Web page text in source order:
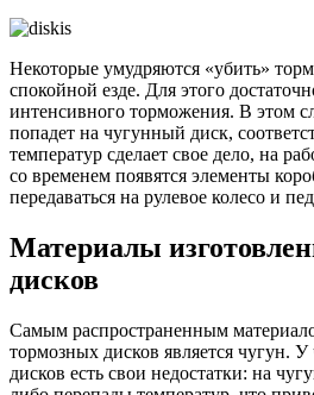
Некоторые умудряются «убить»
спокойной езде. Для этого
интенсивного торможения. В этом
попадет на чугунный диск,
температур сделает свое дело, на
со временем появятся элементы
передаваться на рулевое колесо и
Материалы
дисков
Самым распространенным
тормозных дисков является чугун.
дисков есть свои недостатки: на